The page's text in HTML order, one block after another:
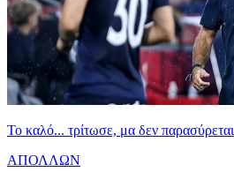
Το καλό... τρίτωσε, μα δεν παρασύρεται
ΑΠΟΛΛΩΝ